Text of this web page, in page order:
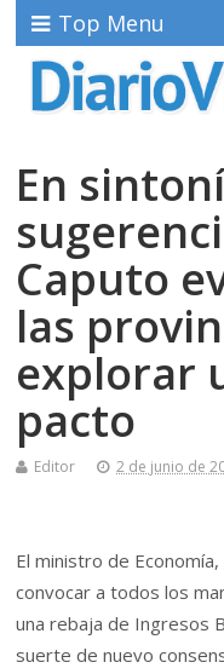
Top Menu
En
Caputo
las
explorar
pacto
Editor 2 de junio de
El ministro de
convocar a todos los
una rebaja de Ingresos
suerte de nuevo